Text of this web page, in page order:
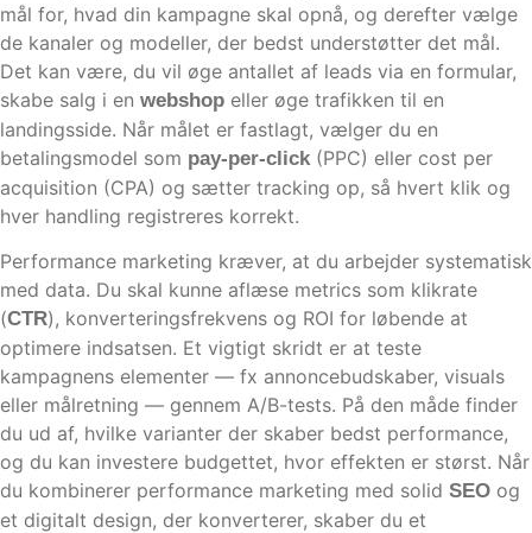
mål for, hvad din kampagne skal opnå, og derefter vælge
de kanaler og modeller, der bedst understøtter det mål.
Det kan være, du vil øge antallet af leads via en formular,
skabe salg i en webshop eller øge trafikken til en
landingsside. Når målet er fastlagt, vælger du en
betalingsmodel som pay-per-click (PPC) eller cost per
acquisition (CPA) og sætter tracking op, så hvert klik og
hver handling registreres korrekt.
Performance marketing kræver, at du arbejder systematisk
med data. Du skal kunne aflæse metrics som klikrate
(CTR), konverteringsfrekvens og ROI for løbende at
optimere indsatsen. Et vigtigt skridt er at teste
kampagnens elementer — fx annoncebudskaber, visuals
eller målretning — gennem A/B-tests. På den måde finder
du ud af, hvilke varianter der skaber bedst performance,
og du kan investere budgettet, hvor effekten er størst. Når
du kombinerer performance marketing med solid SEO og
et digitalt design, der konverterer, skaber du et